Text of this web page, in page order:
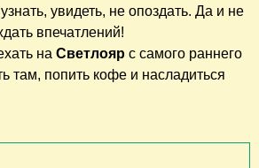
увидеть, не опоздать. Да и не
впечатлений!
на Светлояр с самого раннего
там, попить кофе и насладиться